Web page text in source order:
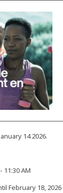
14 2026.
11:30 AM
February 18, 2026